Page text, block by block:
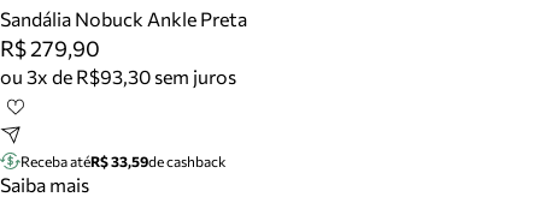
Tamanco
Tênis
Mule
Tire dúvidas sobre pedidos, devoluções e mais.
Sandália Nobuck Ankle Preta
R$ 279,90
ou 3x de R$93,30 sem juros
Receba atéR$ 33,59de cashback
Saiba mais